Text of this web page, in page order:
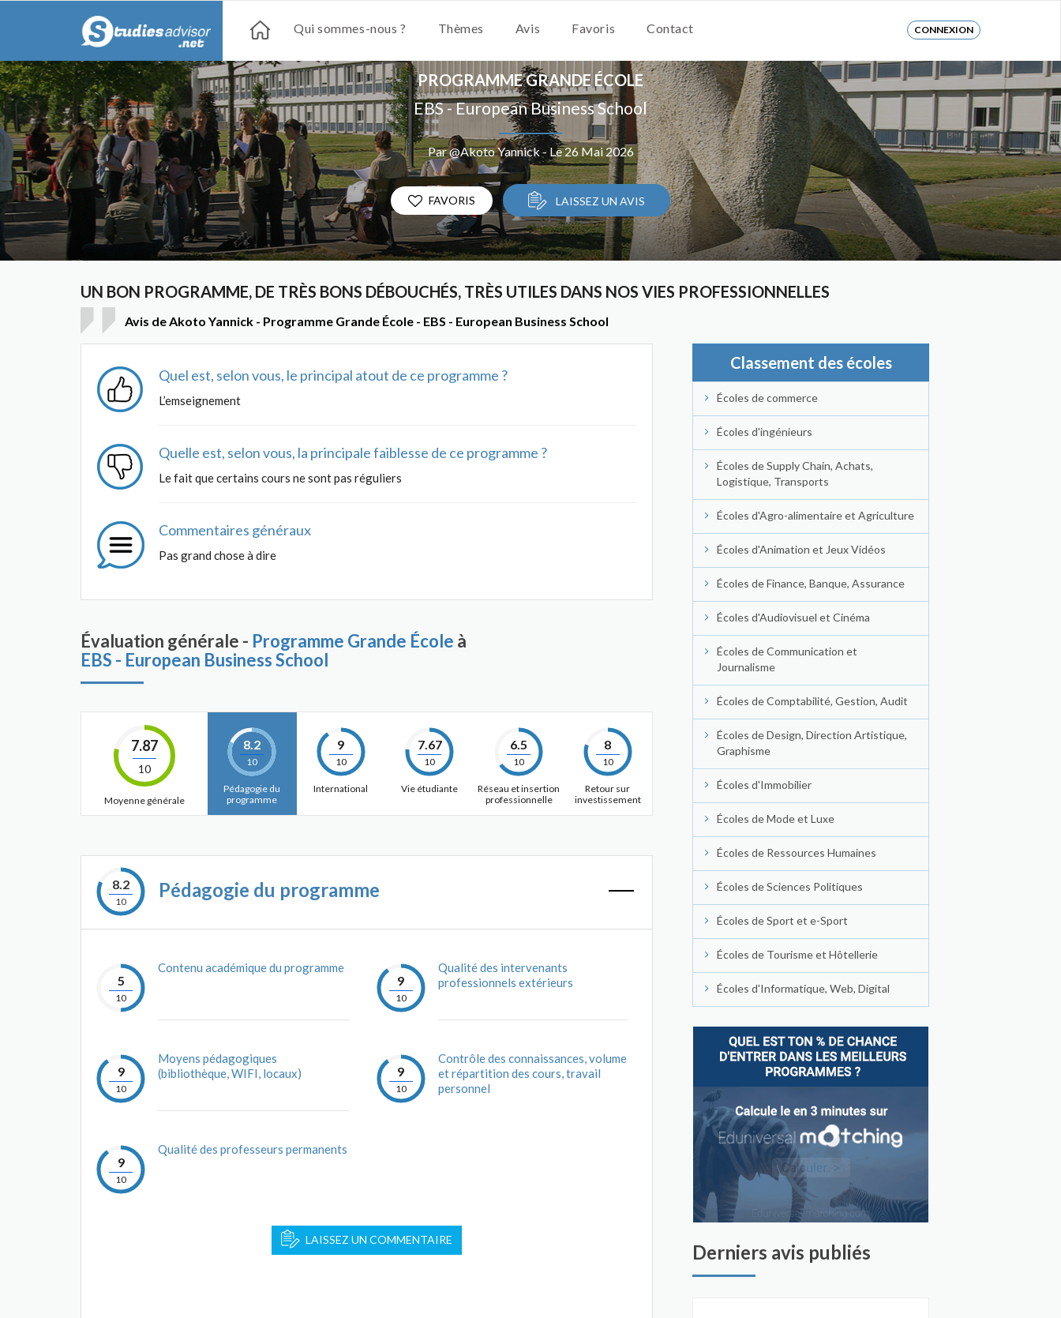
Qui sommes-nous ? Thèmes Avis Favoris Contact CONNEXION
PROGRAMME GRANDE ÉCOLE
EBS - European Business School
Par @Akoto Yannick - Le 26 Mai 2026
FAVORIS LAISSEZ UN AVIS
UN BON PROGRAMME, DE TRÈS BONS DÉBOUCHÉS, TRÈS UTILES DANS NOS VIES PROFESSIONNELLES
Avis de Akoto Yannick - Programme Grande École - EBS - European Business School
Quel est, selon vous, le principal atout de ce programme ?
L’emseignement
Quelle est, selon vous, la principale faiblesse de ce programme ?
Le fait que certains cours ne sont pas réguliers
Commentaires généraux
Pas grand chose à dire
Évaluation générale - Programme Grande École à
EBS - European Business School
7.87
10
Moyenne générale
8.2
10
Pédagogie du
programme
9
10
International
7.67
10
Vie étudiante
6.5
10
Réseau et insertion
professionnelle
8
10
Retour sur
investissement
8.2
10
Pédagogie du programme
5
10
Contenu académique du programme
9
10
Moyens pédagogiques
(bibliothèque, WIFI, locaux)
9
10
Qualité des professeurs permanents
9
10
Qualité des intervenants
professionnels extérieurs
9
10
Contrôle des connaissances, volume
et répartition des cours, travail
personnel
LAISSEZ UN COMMENTAIRE
Classement des écoles
Écoles de commerce
Écoles d'ingénieurs
Écoles de Supply Chain, Achats,
Logistique, Transports
Écoles d'Agro-alimentaire et Agriculture
Écoles d'Animation et Jeux Vidéos
Écoles de Finance, Banque, Assurance
Écoles d'Audiovisuel et Cinéma
Écoles de Communication et
Journalisme
Écoles de Comptabilité, Gestion, Audit
Écoles de Design, Direction Artistique,
Graphisme
Écoles d'Immobilier
Écoles de Mode et Luxe
Écoles de Ressources Humaines
Écoles de Sciences Politiques
Écoles de Sport et e-Sport
Écoles de Tourisme et Hôtellerie
Écoles d'Informatique, Web, Digital
Derniers avis publiés